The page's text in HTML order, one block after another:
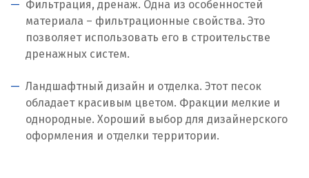
Фильтрация, дренаж. Одна из особенностей
материала – фильтрационные свойства. Это
позволяет использовать его в строительстве
дренажных систем.
Ландшафтный дизайн и отделка. Этот песок
обладает красивым цветом. Фракции мелкие и
однородные. Хороший выбор для дизайнерского
оформления и отделки территории.